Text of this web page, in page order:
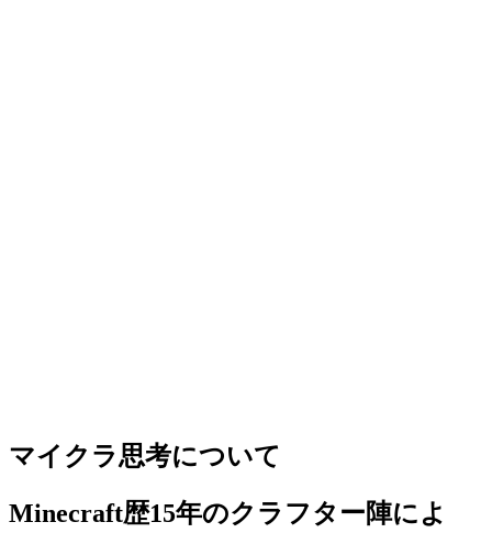
マイクラ思考について
Minecraft歴15年のクラフター陣によ